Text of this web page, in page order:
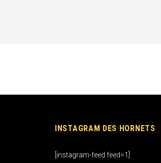
INSTAGRAM DES HORNETS
[instagram-feed feed=1]